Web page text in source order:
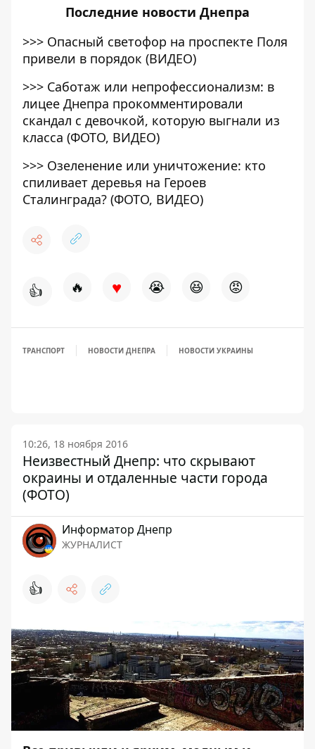
Последние новости Днепра
>>> Опасный светофор на проспекте Поля
привели в порядок (ВИДЕО)
>>> Саботаж или непрофессионализм: в
лицее Днепра прокомментировали
скандал с девочкой, которую выгнали из
класса (ФОТО, ВИДЕО)
>>> Озеленение или уничтожение: кто
спиливает деревья на Героев
Сталинграда? (ФОТО, ВИДЕО)
👍 🔥 ♥ 😭 😆 😡
ТРАНСПОРТ НОВОСТИ ДНЕПРА НОВОСТИ УКРАИНЫ
10:26, 18 ноября 2016
Неизвестный Днепр: что скрывают
окраины и отдаленные части города
(ФОТО)
Информатор Днепр
ЖУРНАЛИСТ
👍